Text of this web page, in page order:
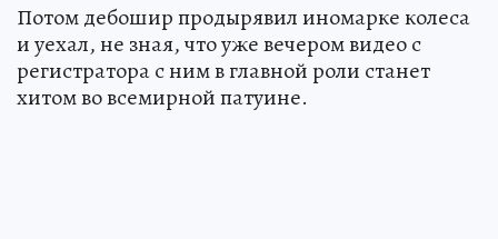
Потом дебошир продырявил иномарке колеса
и уехал, не зная, что уже вечером видео с
регистратора с ним в главной роли станет
хитом во всемирной патуине.